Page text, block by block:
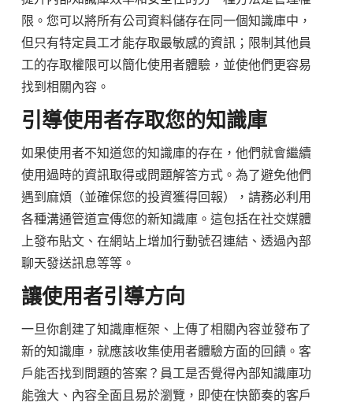
限。您可以將所有公司資料儲存在同一個知識庫中，
但只有特定員工才能存取最敏感的資訊；限制其他員
工的存取權限可以簡化使用者體驗，並使他們更容易
找到相關內容。
引導使用者存取您的知識庫
如果使用者不知道您的知識庫的存在，他們就會繼續
使用過時的資訊取得或問題解答方式。為了避免他們
遇到麻煩（並確保您的投資獲得回報），請務必利用
各種溝通管道宣傳您的新知識庫。這包括在社交媒體
上發布貼文、在網站上增加行動號召連結、透過內部
聊天發送訊息等等。
讓使用者引導方向
一旦你創建了知識庫框架、上傳了相關內容並發布了
新的知識庫，就應該收集使用者體驗方面的回饋。客
戶能否找到問題的答案？員工是否覺得內部知識庫功
能強大、內容全面且易於瀏覽，即使在快節奏的客戶